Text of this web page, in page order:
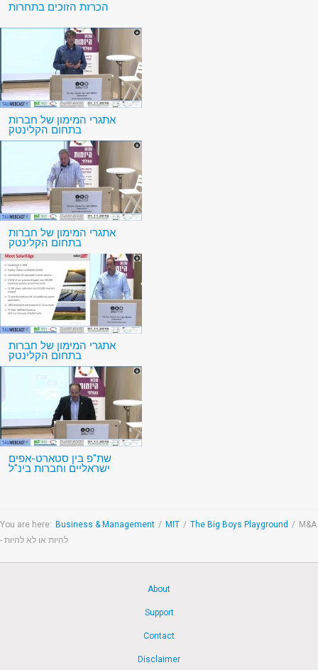
הכרזת הזוכים בתחרות
אתגרי המימון של חברות
בתחום הקלינטק
אתגרי המימון של חברות
בתחום הקלינטק
אתגרי המימון של חברות
בתחום הקלינטק
שת"פ בין סטארט-אפים
ישראליים וחברות בינ"ל
You are here: Business & Management / MIT / The Big Boys Playground / M&A
- להיות או לא להיות
About
Support
Contact
Disclaimer